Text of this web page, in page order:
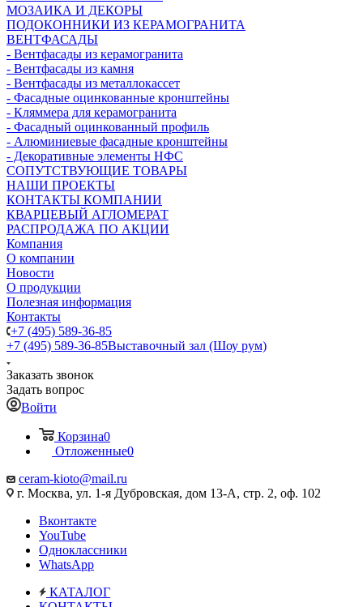
МОЗАИКА И ДЕКОРЫ
ПОДОКОННИКИ ИЗ КЕРАМОГРАНИТА
ВЕНТФАСАДЫ
- Вентфасады из керамогранита
- Вентфасады из камня
- Вентфасады из металлокассет
- Фасадные оцинкованные кронштейны
- Кляммера для керамогранита
- Фасадный оцинкованный профиль
- Алюминиевые фасадные кронштейны
- Декоративные элементы НФС
СОПУТСТВУЮЩИЕ ТОВАРЫ
НАШИ ПРОЕКТЫ
КОНТАКТЫ КОМПАНИИ
КВАРЦЕВЫЙ АГЛОМЕРАТ
РАСПРОДАЖА ПО АКЦИИ
Компания
О компании
Новости
О продукции
Полезная информация
Контакты
+7 (495) 589-36-85
+7 (495) 589-36-85Выставочный зал (Шоу рум)
Заказать звонок
Задать вопрос
Войти
Корзина0
Отложенные0
ceram-kioto@mail.ru
г. Москва, ул. 1-я Дубровская, дом 13-А, стр. 2, оф. 102
Вконтакте
YouTube
Одноклассники
WhatsApp
КАТАЛОГ